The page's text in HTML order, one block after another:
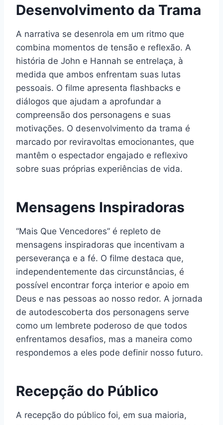
Desenvolvimento da Trama
A narrativa se desenrola em um ritmo que
combina momentos de tensão e reflexão. A
história de John e Hannah se entrelaça, à
medida que ambos enfrentam suas lutas
pessoais. O filme apresenta flashbacks e
diálogos que ajudam a aprofundar a
compreensão dos personagens e suas
motivações. O desenvolvimento da trama é
marcado por reviravoltas emocionantes, que
mantêm o espectador engajado e reflexivo
sobre suas próprias experiências de vida.
Mensagens Inspiradoras
“Mais Que Vencedores” é repleto de
mensagens inspiradoras que incentivam a
perseverança e a fé. O filme destaca que,
independentemente das circunstâncias, é
possível encontrar força interior e apoio em
Deus e nas pessoas ao nosso redor. A jornada
de autodescoberta dos personagens serve
como um lembrete poderoso de que todos
enfrentamos desafios, mas a maneira como
respondemos a eles pode definir nosso futuro.
Recepção do Público
A recepção do público foi, em sua maioria,